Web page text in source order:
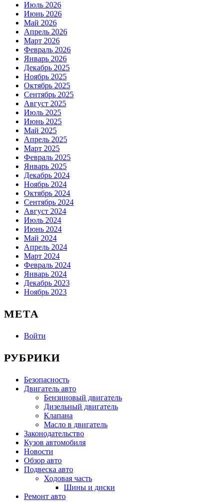
Июль 2026
Июнь 2026
Май 2026
Апрель 2026
Март 2026
Февраль 2026
Январь 2026
Декабрь 2025
Ноябрь 2025
Октябрь 2025
Сентябрь 2025
Август 2025
Июль 2025
Июнь 2025
Май 2025
Апрель 2025
Март 2025
Февраль 2025
Январь 2025
Декабрь 2024
Ноябрь 2024
Октябрь 2024
Сентябрь 2024
Август 2024
Июль 2024
Июнь 2024
Май 2024
Апрель 2024
Март 2024
Февраль 2024
Январь 2024
Декабрь 2023
Ноябрь 2023
МЕТА
Войти
РУБРИКИ
Безопасность
Двигатель авто
Бензиновый двигатель
Дизельный двигатель
Клапана
Масло в двигатель
Законодательство
Кузов автомобиля
Новости
Обзор авто
Подвеска авто
Ходовая часть
Шины и диски
Ремонт авто